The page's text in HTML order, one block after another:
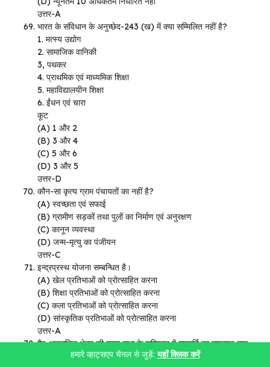
उत्तर-A
भारत के संविधान के अनुच्छेद-243 (ख) में क्या सम्मिलित नहीं है?
1. मत्स्य उद्योग
2. सामाजिक वानिकी
3, पथकर
4. प्राथमिक एवं माध्यमिक शिक्षा
5. महाविद्यालयीन शिक्षा
6. ईंधन एवं चारा
कूट
(A) 1 और 2
(B) 3 और 4
(C) 5 और 6
(D) 3 और 5
उत्तर-D
कौन-सा कृत्य ग्राम पंचायतों का नहीं है?
(A) स्वच्छता एवं सफाई
(B) ग्रामीण सड़कों तथा पुलों का निर्माण एवं अनुरक्षण
(C) कानून व्यवस्था
(D) जन्म-मृत्यु का पंजीयन
उत्तर-C
इन्द्रप्रस्थ योजना सम्बन्धित है।
(A) खेल प्रतिभाओं को प्रोत्साहित करना
(B) शिक्षा प्रतिभाओं को प्रोत्साहित करना
(C) कला प्रतिभाओं को प्रोत्साहित करना
(D) सांस्कृतिक प्रतिभाओं को प्रोत्साहित करना
उत्तर-A
गैर-अनुसूचित क्षेत्र की ग्राम सभा के सम्मिलन में गणपूर्ति का मापदण्ड क्या
हमारे व्हाट्सएप चैनल से जुड़ें:यहाँ क्लिक करें